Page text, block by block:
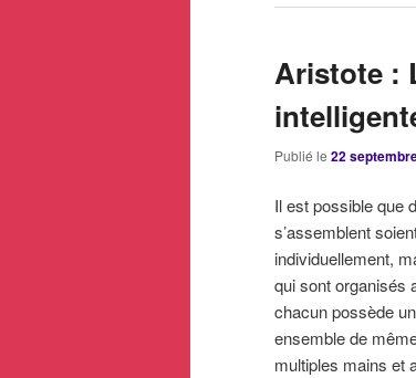
Aristote :
Publié le 22
Il est possible que
s’assemblent
individuellement,
qui sont organisés
chacun possède
ensemble de
multiples mains et